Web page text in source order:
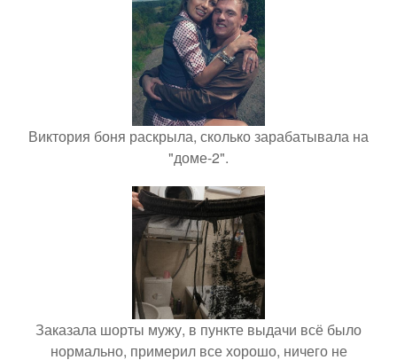
Виктория боня раскрыла, сколько зарабатывала на
"доме-2".
Заказала шорты мужу, в пункте выдачи всё было
нормально, примерил все хорошо, ничего не